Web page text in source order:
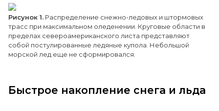
Рисунок 1. Распределение снежно-ледовых и штормовых
трасс при максимальном оледенении. Круговые области в
пределах североамериканского листа представляют
собой постулированные ледяные купола. Небольшой
морской лед еще не сформировался.
Быстрое накопление снега и льда